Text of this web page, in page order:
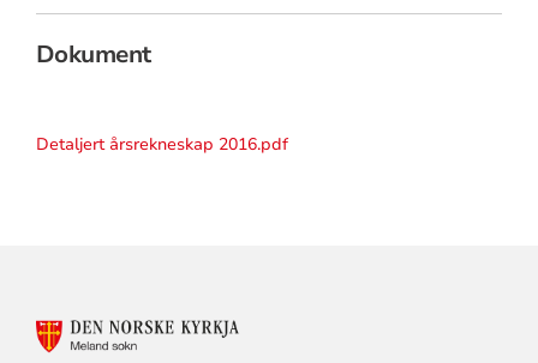
Dokument
Detaljert årsrekneskap 2016.pdf